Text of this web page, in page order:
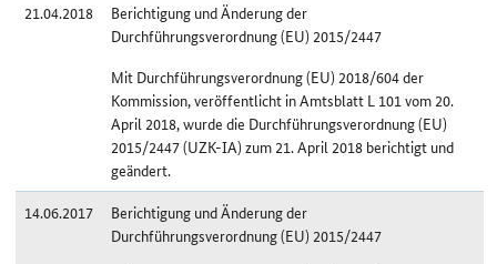
21.04.2018
Berichtigung und Änderung der
Durchführungsverordnung (EU) 2015/2447
Mit Durchführungsverordnung (EU) 2018/604 der
Kommission, veröffentlicht in Amtsblatt L 101 vom 20.
April 2018, wurde die Durchführungsverordnung (EU)
2015/2447 (UZK-IA) zum 21. April 2018 berichtigt und
geändert.
14.06.2017
Berichtigung und Änderung der
Durchführungsverordnung (EU) 2015/2447